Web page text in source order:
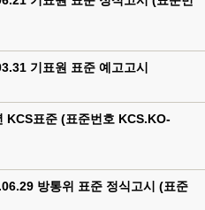
기표원 표준 예고고시
KCS표준 (표준번호 KCS.KO-
방통위 표준 정식고시 (표준